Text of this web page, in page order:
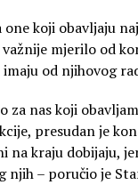
one koji obavljaju
mjerilo od
od njihovog
za nas koji
presudan je
na kraju dobijaju,
njih – poručio je